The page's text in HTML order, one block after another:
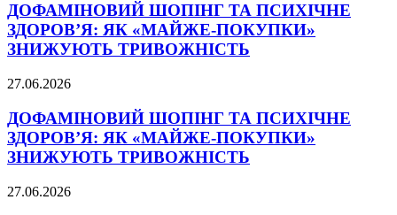
ДОФАМІНОВИЙ ШОПІНГ ТА ПСИХІЧНЕ
ЗДОРОВ’Я: ЯК «МАЙЖЕ-ПОКУПКИ»
ЗНИЖУЮТЬ ТРИВОЖНІСТЬ
27.06.2026
ДОФАМІНОВИЙ ШОПІНГ ТА ПСИХІЧНЕ
ЗДОРОВ’Я: ЯК «МАЙЖЕ-ПОКУПКИ»
ЗНИЖУЮТЬ ТРИВОЖНІСТЬ
27.06.2026